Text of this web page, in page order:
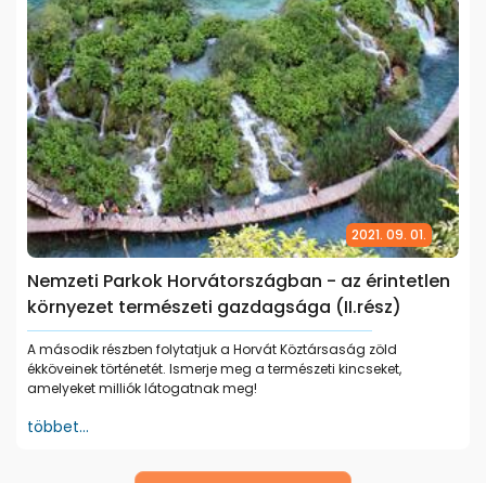
2021. 09. 01.
Nemzeti Parkok Horvátországban - az érintetlen
környezet természeti gazdagsága (II.rész)
A második részben folytatjuk a Horvát Köztársaság zöld
ékköveinek történetét. Ismerje meg a természeti kincseket,
amelyeket milliók látogatnak meg!
többet...